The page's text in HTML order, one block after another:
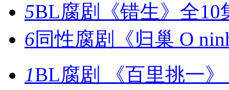
5BL腐剧《错生》全10
6同性腐剧《归巢 O
1BL腐剧 《百里挑一